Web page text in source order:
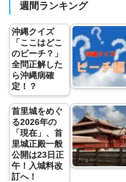
週間ランキング
沖縄クイズ
「ここはどこ
のビーチ？」
全問正解した
ら沖縄病確
定！？
首里城をめぐ
る2026年の
「現在」、首
里城正殿一般
公開は23日正
午！入城料改
訂へ！